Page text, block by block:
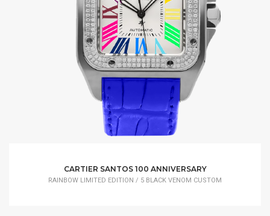
CARTIER SANTOS 100 ANNIVERSARY
RAINBOW LIMITED EDITION / 5 BLACK VENOM CUSTOM